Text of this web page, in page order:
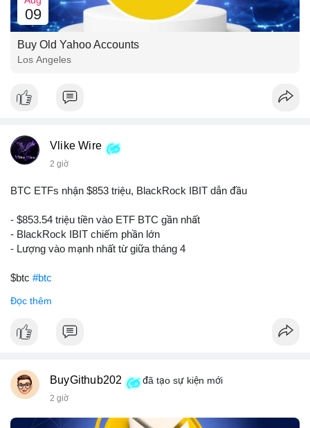
09
Buy Old Yahoo Accounts
Los Angeles
Vlike Wire
2 giờ
BTC ETFs nhận $853 triệu, BlackRock IBIT dẫn đầu
- $853.54 triệu tiền vào ETF BTC gần nhất
- BlackRock IBIT chiếm phần lớn
- Lượng vào mạnh nhất từ giữa tháng 4
$btc #btc
#vlikevn #titanbot
📰 Nguồn: CoinDesk
Đọc thêm
BuyGithub202 đã tạo sự kiện mới
2 giờ